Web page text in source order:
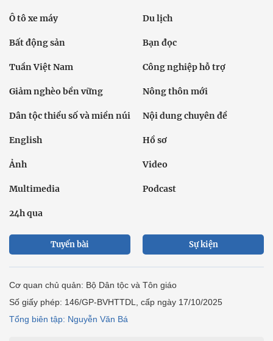
Ô tô xe máy Du lịch
Bất động sản Bạn đọc
Tuần Việt Nam Công nghiệp hỗ trợ
Giảm nghèo bền vững Nông thôn mới
Dân tộc thiểu số và miền núi Nội dung chuyên đề
English Hồ sơ
Ảnh Video
Multimedia Podcast
24h qua
Tuyến bài Sự kiện
Cơ quan chủ quản: Bộ Dân tộc và Tôn giáo
Số giấy phép: 146/GP-BVHTTDL, cấp ngày 17/10/2025
Tổng biên tập: Nguyễn Văn Bá